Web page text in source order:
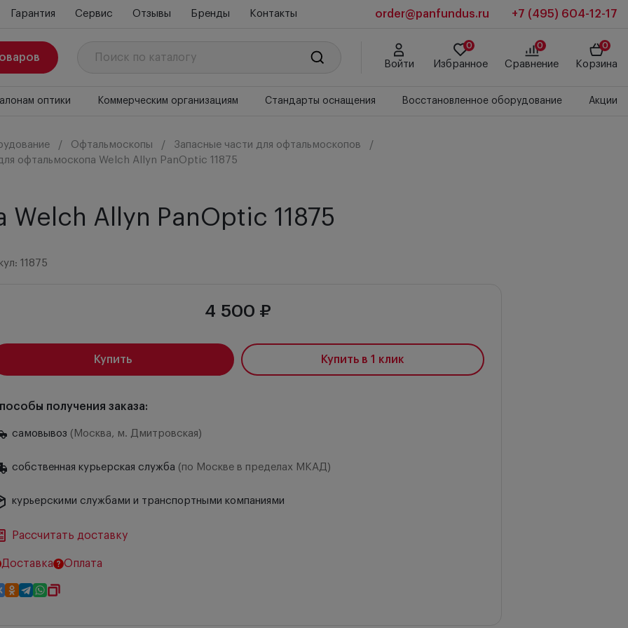
Гарантия Сервис Отзывы Бренды Контакты order@panfundus.ru +7 (495) 604-12-17
Войти
0
Избранное
0
Сравнение
0
Корзина
оптики Коммерческим организациям Стандарты оснащения Восстановленное оборудование Акции
Офтальмоскопы
Запасные части для офтальмоскопов
офтальмоскопа Welch Allyn PanOptic 11875
Welch Allyn PanOptic 11875
11875
4 500 ₽
Купить Купить в 1 клик
получения заказа:
самовывоз (Москва, м. Дмитровская)
собственная курьерская служба (по Москве в пределах МКАД)
курьерскими службами и транспортными компаниями
Рассчитать доставку
Доставка Оплата